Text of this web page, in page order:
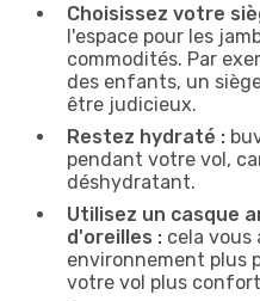
Choisissez votre
l'espace pour les
commodités. Par
des enfants, un
être judicieux.
Restez hydraté :
pendant votre vol,
déshydratant.
Utilisez un casque
d'oreilles : cela vous
environnement plus
votre vol plus